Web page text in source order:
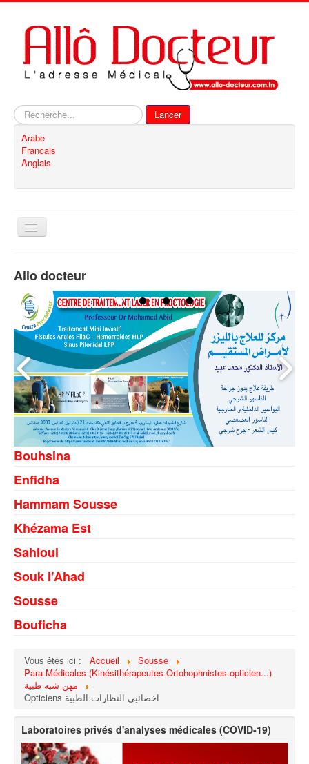
Rechercher
Lancer
Arabe
Francais
Anglais
Basculer
Contact
Allo docteur
Bouhsina
Enfidha
Hammam Sousse
Khézama Est
Sahloul
Souk l’Ahad
Sousse
Bouficha
Vous êtes ici : Accueil
Sousse
Para-Médicales (Kinésithérapeutes-Ortohophnistes-opticien...)
مهن شبه طبية
Opticiens اخصائيي النظارات الطبية
Laboratoires privés d'analyses médicales (COVID-19)